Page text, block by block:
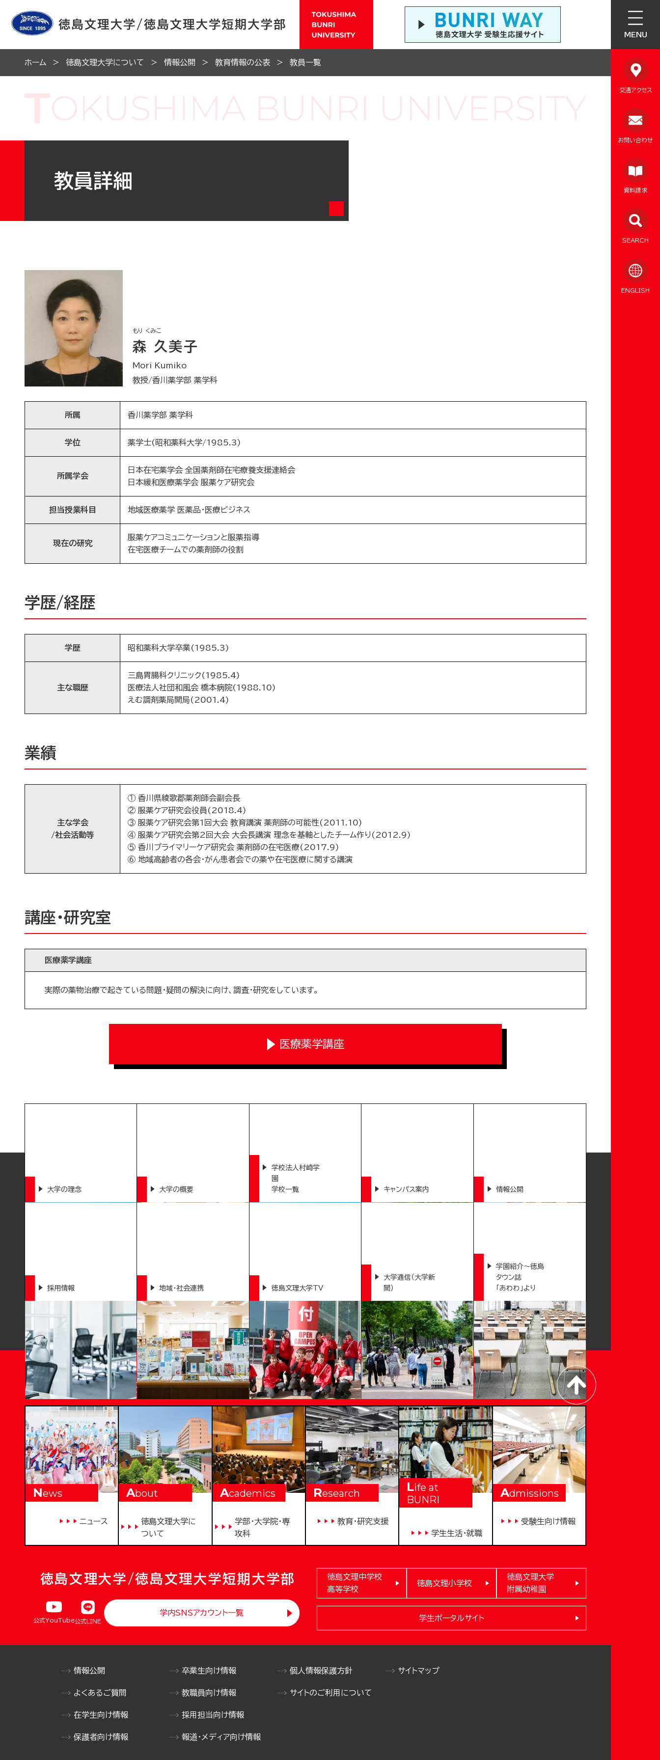
MENU
交通アクセス
お問い合わせ
資料請求
SEARCH
ENGLISH
ホーム 徳島文理大学について 情報公開 教育情報の公表 教員一覧
教員詳細
もり くみこ
森 久美子
Mori Kumiko
教授/香川薬学部 薬学科
所属 香川薬学部 薬学科
学位 薬学士(昭和薬科大学/1985.3)
所属学会
日本在宅薬学会 全国薬剤師在宅療養支援連絡会
日本緩和医療薬学会 服薬ケア研究会
担当授業科目 地域医療薬学 医薬品・医療ビジネス
現在の研究
服薬ケアコミュニケーションと服薬指導
在宅医療チームでの薬剤師の役割
学歴/経歴
学歴 昭和薬科大学卒業(1985.3)
主な職歴
三島胃腸科クリニック(1985.4)
医療法人社団和風会 橋本病院(1988.10)
えむ調剤薬局開局(2001.4)
業績
主な学会
/社会活動等
① 香川県綾歌郡薬剤師会副会長
② 服薬ケア研究会役員(2018.4)
③ 服薬ケア研究会第1回大会 教育講演 薬剤師の可能性(2011.10)
④ 服薬ケア研究会第2回大会 大会長講演 理念を基軸としたチーム作り(2012.9)
⑤ 香川プライマリーケア研究会 薬剤師の在宅医療(2017.9)
⑥ 地域高齢者の各会・がん患者会での薬や在宅医療に関する講演
講座・研究室
医療薬学講座
実際の薬物治療で起きている問題・疑問の解決に向け、調査・研究をしています。
医療薬学講座
大学の理念 大学の概要
学校法人村崎学
園
学校一覧
キャンパス案内 情報公開
採用情報 地域・社会連携 徳島文理大学TV
大学通信（大学新
聞）
学園紹介～徳島
タウン誌
「あわわ」より
TOKUSHIMA BUNRI UNIVERSITY
News
ニュース
About
徳島文理大学に
ついて
Academics
学部・大学院・専
攻科
Research
教育・研究支援
Life at
BUNRI
学生生活・就職
Admissions
受験生向け情報
徳島文理大学/徳島文理大学短期大学部
公式YouTube公式LINE
学内SNSアカウント一覧
徳島文理中学校
高等学校
徳島文理小学校
徳島文理大学
附属幼稚園
学生ポータルサイト
情報公開
よくあるご質問
在学生向け情報
保護者向け情報
卒業生向け情報
教職員向け情報
採用担当向け情報
報道・メディア向け情報
個人情報保護方針
サイトのご利用について
サイトマップ